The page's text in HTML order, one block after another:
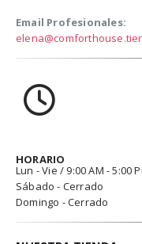
Email Profesionales:
HORARIO
Lun - Vie / 9:00 AM - 5:00
Sábado - Cerrado
Domingo - Cerrado